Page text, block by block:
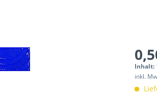
Inhalt:
inkl.